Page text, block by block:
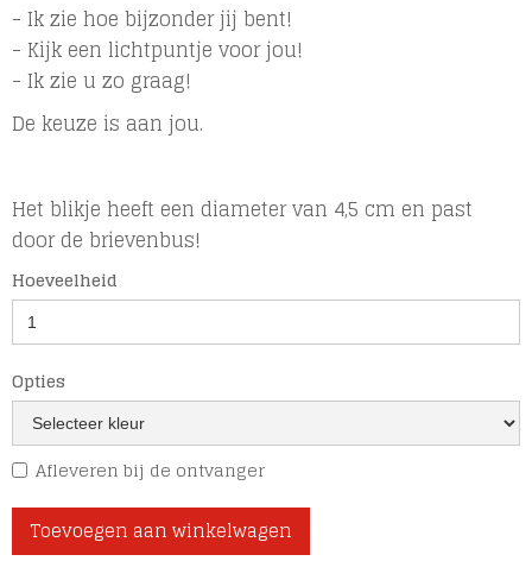
- Ik zie hoe bijzonder jij bent!
- Kijk een lichtpuntje voor jou!
- Ik zie u zo graag!
De keuze is aan jou.
Het blikje heeft een diameter van 4,5 cm en past
door de brievenbus!
Hoeveelheid
Opties
Afleveren bij de ontvanger